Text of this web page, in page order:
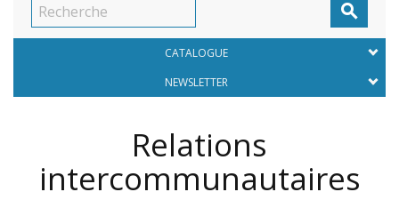

CATALOGUE
NEWSLETTER
Relations
intercommunautaires